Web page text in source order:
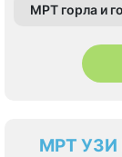
МРТ горла и
МРТ УЗИ